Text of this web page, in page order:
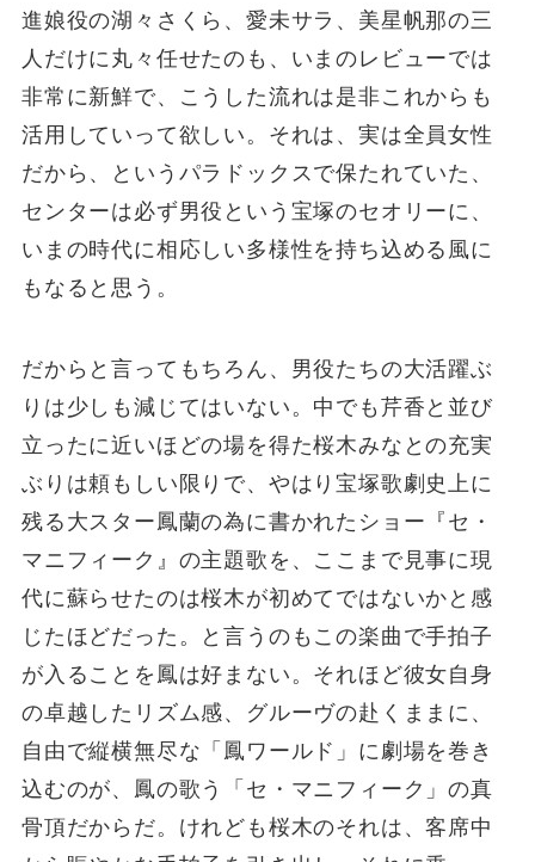
進娘役の湖々さくら、愛未サラ、美星帆那の三
人だけに丸々任せたのも、いまのレビューでは
非常に新鮮で、こうした流れは是非これからも
活用していって欲しい。それは、実は全員女性
だから、というパラドックスで保たれていた、
センターは必ず男役という宝塚のセオリーに、
いまの時代に相応しい多様性を持ち込める風に
もなると思う。
だからと言ってもちろん、男役たちの大活躍ぶ
りは少しも減じてはいない。中でも芹香と並び
立ったに近いほどの場を得た桜木みなとの充実
ぶりは頼もしい限りで、やはり宝塚歌劇史上に
残る大スター鳳蘭の為に書かれたショー『セ・
マニフィーク』の主題歌を、ここまで見事に現
代に蘇らせたのは桜木が初めてではないかと感
じたほどだった。と言うのもこの楽曲で手拍子
が入ることを鳳は好まない。それほど彼女自身
の卓越したリズム感、グルーヴの赴くままに、
自由で縦横無尽な「鳳ワールド」に劇場を巻き
込むのが、鳳の歌う「セ・マニフィーク」の真
骨頂だからだ。けれども桜木のそれは、客席中